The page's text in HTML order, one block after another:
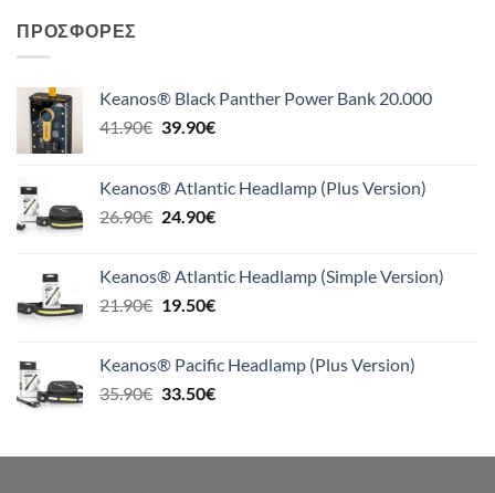
ΠΡΟΣΦΟΡΈΣ
Keanos® Black Panther Power Bank 20.000
41.90€ Original
41.90€.
39.90€Η
είναι:
39.90€.
Keanos® Atlantic Headlamp (Plus Version)
26.90€ Original
26.90€.
24.90€Η
είναι:
24.90€.
Keanos® Atlantic Headlamp (Simple Version)
21.90€ Original
21.90€.
19.50€Η
είναι:
19.50€.
Keanos® Pacific Headlamp (Plus Version)
35.90€ Original
35.90€.
33.50€Η
είναι: